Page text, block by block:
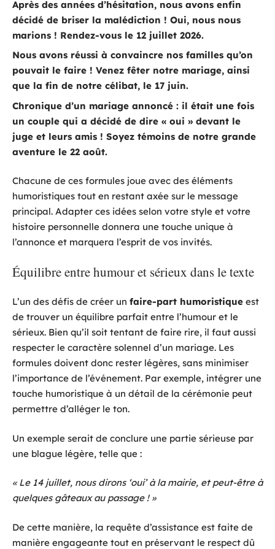
Après des années d’hésitation, nous avons enfin
décidé de briser la malédiction ! Oui, nous nous
marions ! Rendez-vous le 12 juillet 2026.
Nous avons réussi à convaincre nos familles qu’on
pouvait le faire ! Venez fêter notre mariage, ainsi
que la fin de notre célibat, le 17 juin.
Chronique d’un mariage annoncé : il était une fois
un couple qui a décidé de dire « oui » devant le
juge et leurs amis ! Soyez témoins de notre grande
aventure le 22 août.
Chacune de ces formules joue avec des éléments
humoristiques tout en restant axée sur le message
principal. Adapter ces idées selon votre style et votre
histoire personnelle donnera une touche unique à
l’annonce et marquera l’esprit de vos invités.
Équilibre entre humour et sérieux dans le texte
L’un des défis de créer un faire-part humoristique est
de trouver un équilibre parfait entre l’humour et le
sérieux. Bien qu’il soit tentant de faire rire, il faut aussi
respecter le caractère solennel d’un mariage. Les
formules doivent donc rester légères, sans minimiser
l’importance de l’événement. Par exemple, intégrer une
touche humoristique à un détail de la cérémonie peut
permettre d’alléger le ton.
Un exemple serait de conclure une partie sérieuse par
une blague légère, telle que :
« Le 14 juillet, nous dirons ‘oui’ à la mairie, et peut-être à
quelques gâteaux au passage ! »
De cette manière, la requête d’assistance est faite de
manière engageante tout en préservant le respect dû